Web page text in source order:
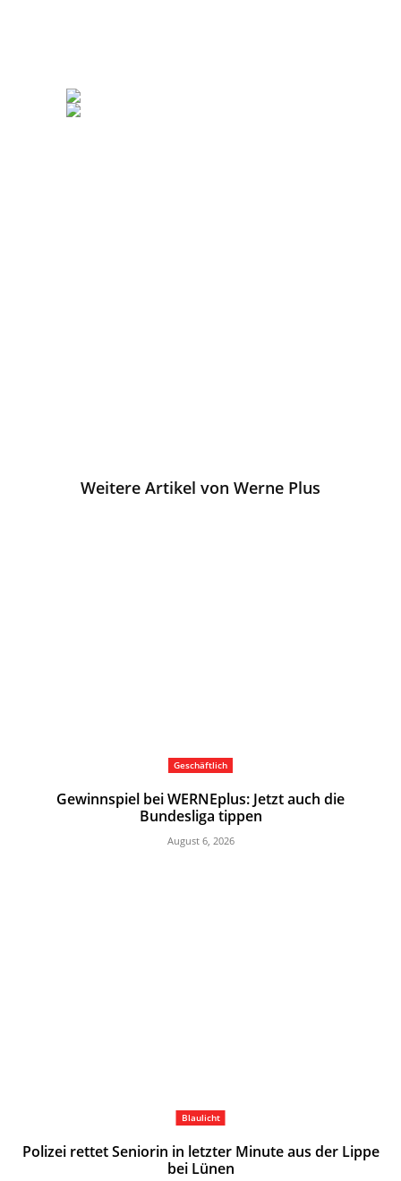
Weitere Artikel von Werne Plus
Geschäftlich
Gewinnspiel bei WERNEplus: Jetzt auch die
Bundesliga tippen
August 6, 2026
Blaulicht
Polizei rettet Seniorin in letzter Minute aus der Lippe
bei Lünen